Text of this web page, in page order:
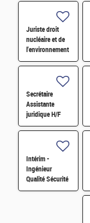
Juriste droit
nucléaire et de
l'environnement
H/F
Secrétaire
Assistante
juridique H/F
Intérim -
Ingénieur
Qualité Sécurité
Environnement